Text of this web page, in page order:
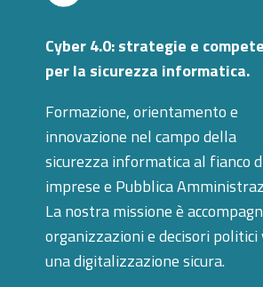
Cyber 4.0: strategie e
per la sicurezza informatica.
Formazione, orientamento e
innovazione nel campo della
sicurezza informatica al fianco
imprese e Pubblica
La nostra missione è
organizzazioni e decisori politici
una digitalizzazione sicura.